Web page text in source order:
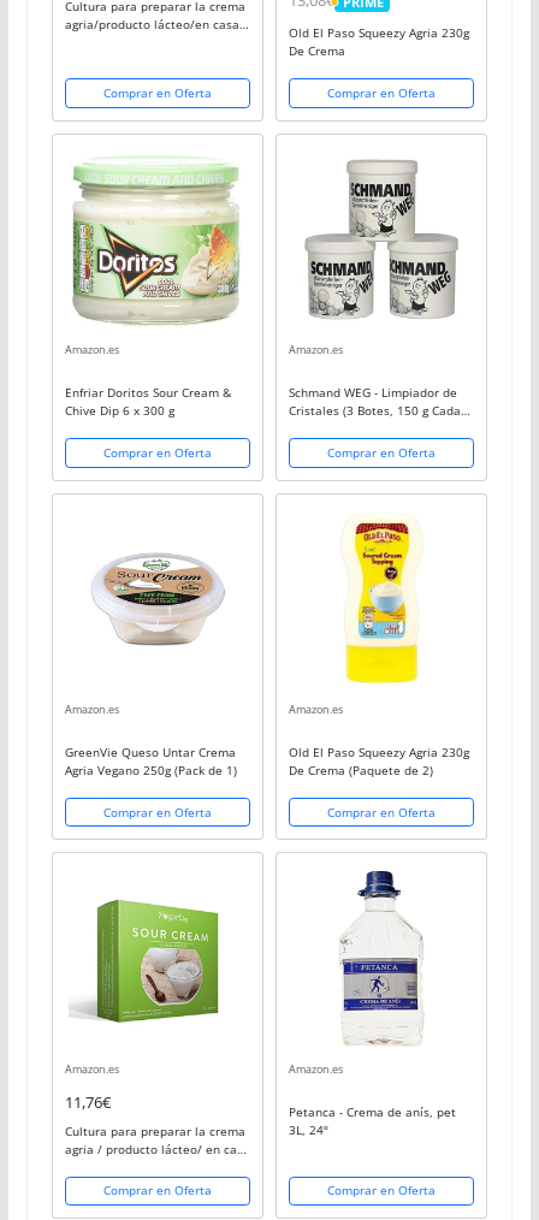
Cultura para preparar la crema
agria/producto lácteo/en casa -
Comprar en Oferta
PRIME
Old El Paso Squeezy Agria 230g
De Crema
Comprar en Oferta
Amazon.es
Enfriar Doritos Sour Cream &
Chive Dip 6 x 300 g
Comprar en Oferta
Amazon.es
Schmand WEG - Limpiador de
Cristales (3 Botes, 150 g Cada
cachimbas, 450 g)
Comprar en Oferta
Amazon.es
GreenVie Queso Untar Crema
Agria Vegano 250g (Pack de 1)
Comprar en Oferta
Amazon.es
Old El Paso Squeezy Agria 230g
De Crema (Paquete de 2)
Comprar en Oferta
Amazon.es
11,76€
Cultura para preparar la crema
agria / producto lácteo/ en casa
Comprar en Oferta
Amazon.es
Petanca - Crema de anís, pet
3L, 24º
Comprar en Oferta